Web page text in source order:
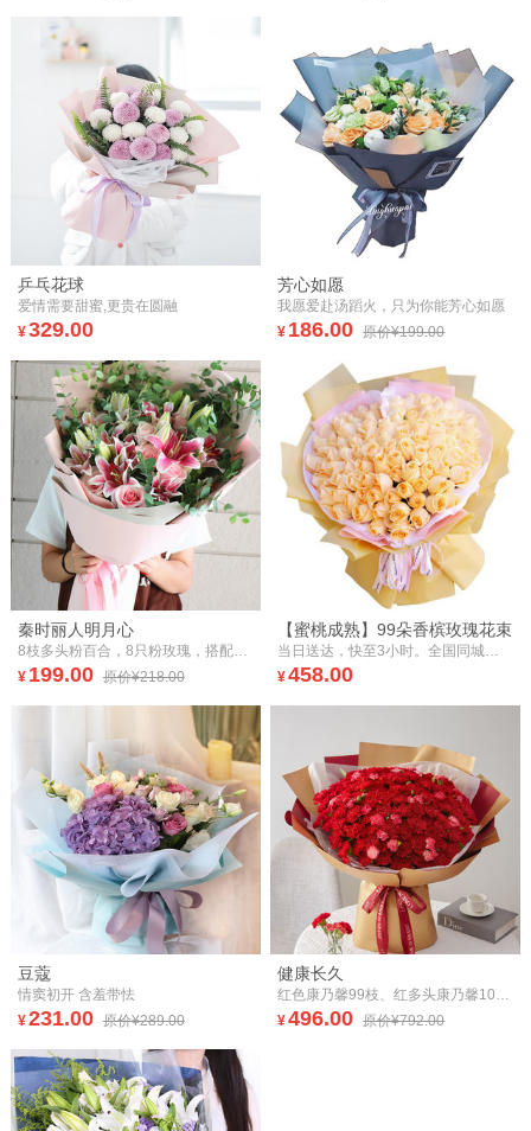
乒乓花球
爱情需要甜蜜,更贵在圆融
¥329.00
芳心如愿
我愿爱赴汤蹈火，只为你能芳心如愿
¥ 186.00 原价¥199.00
秦时丽人明月心
8枝多头粉百合，8只粉玫瑰，搭配尤加利
¥ 199.00 原价¥218.00
【蜜桃成熟】99朵香槟玫瑰花束
当日送达，快至3小时。全国同城，鲜花速递。99朵香槟玫瑰花束。
¥458.00
豆蔻
情窦初开 含羞带怯
¥231.00 原价¥289.00
健康长久
红色康乃馨99枝、红多头康乃馨10枝、栀子叶15枝
¥496.00 原价¥792.00